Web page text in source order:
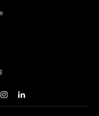
Instagram
LinkedIn